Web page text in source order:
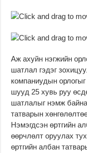
Аж ахуйн нэгжийн
шатлал гэдэг
компаниудын
шууд 25 хувь руу
шатлалыг нэмж
татварын
Нэмэгдсэн өртгийн
өөрчлөлт оруулах
өртгийн албан